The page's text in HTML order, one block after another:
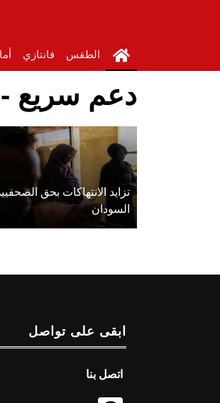
الطقس فانتازي
دعم سريع
تزايد الانتهاكات بحق
السودان
ابقى على تواصل
اتصل بنا